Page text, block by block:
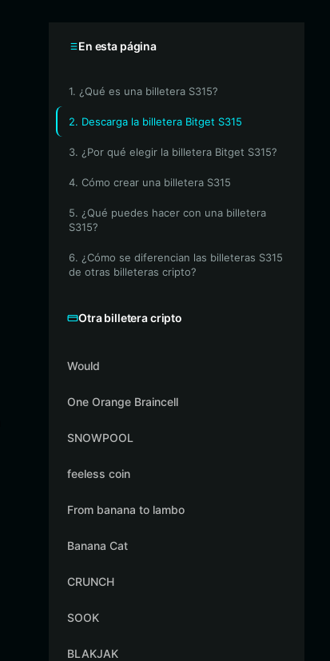
En esta página
1. ¿Qué es una billetera S315?
2. Descarga la billetera Bitget S315
3. ¿Por qué elegir la billetera Bitget S315?
4. Cómo crear una billetera S315
5. ¿Qué puedes hacer con una billetera
S315?
6. ¿Cómo se diferencian las billeteras S315
de otras billeteras cripto?
Otra billetera cripto
Would
One Orange Braincell
SNOWPOOL
feeless coin
From banana to lambo
Banana Cat
CRUNCH
SOOK
BLAKJAK